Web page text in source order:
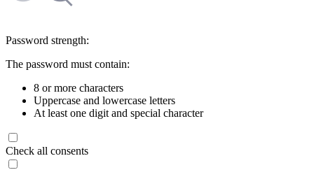
Password strength:
The password must contain:
8 or more characters
Uppercase and lowercase letters
At least one digit and special character
Check all consents